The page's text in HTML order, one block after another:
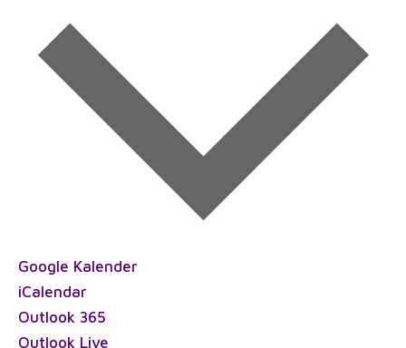
Google Kalender
iCalendar
Outlook 365
Outlook Live